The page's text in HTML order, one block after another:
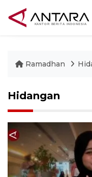
Ramadhan
Hidangan